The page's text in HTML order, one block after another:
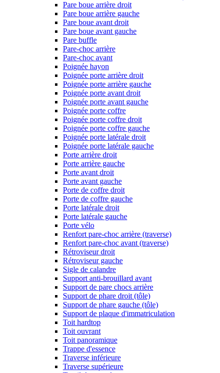
Pare boue arrière droit
Pare boue arrière gauche
Pare boue avant droit
Pare boue avant gauche
Pare buffle
Pare-choc arrière
Pare-choc avant
Poignée hayon
Poignée porte arrière droit
Poignée porte arrière gauche
Poignée porte avant droit
Poignée porte avant gauche
Poignée porte coffre
Poignée porte coffre droit
Poignée porte coffre gauche
Poignée porte latérale droit
Poignée porte latérale gauche
Porte arrière droit
Porte arrière gauche
Porte avant droit
Porte avant gauche
Porte de coffre droit
Porte de coffre gauche
Porte latérale droit
Porte latérale gauche
Porte vélo
Renfort pare-choc arrière (traverse)
Renfort pare-choc avant (traverse)
Rétroviseur droit
Rétroviseur gauche
Sigle de calandre
Support anti-brouillard avant
Support de pare chocs arrière
Support de phare droit (tôle)
Support de phare gauche (tôle)
Support de plaque d'immatriculation
Toit hardtop
Toit ouvrant
Toit panoramique
Trappe d'essence
Traverse inférieure
Traverse supérieure